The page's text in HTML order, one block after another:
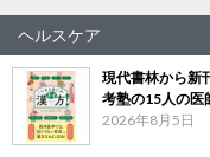
ヘルスケア
現代書林から新
考塾の15人の医
2026年8月5日